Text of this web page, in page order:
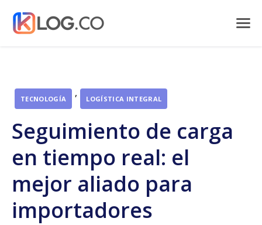
TECNOLOGÍA , LOGÍSTICA INTEGRAL
Seguimiento de carga
en tiempo real: el
mejor aliado para
importadores